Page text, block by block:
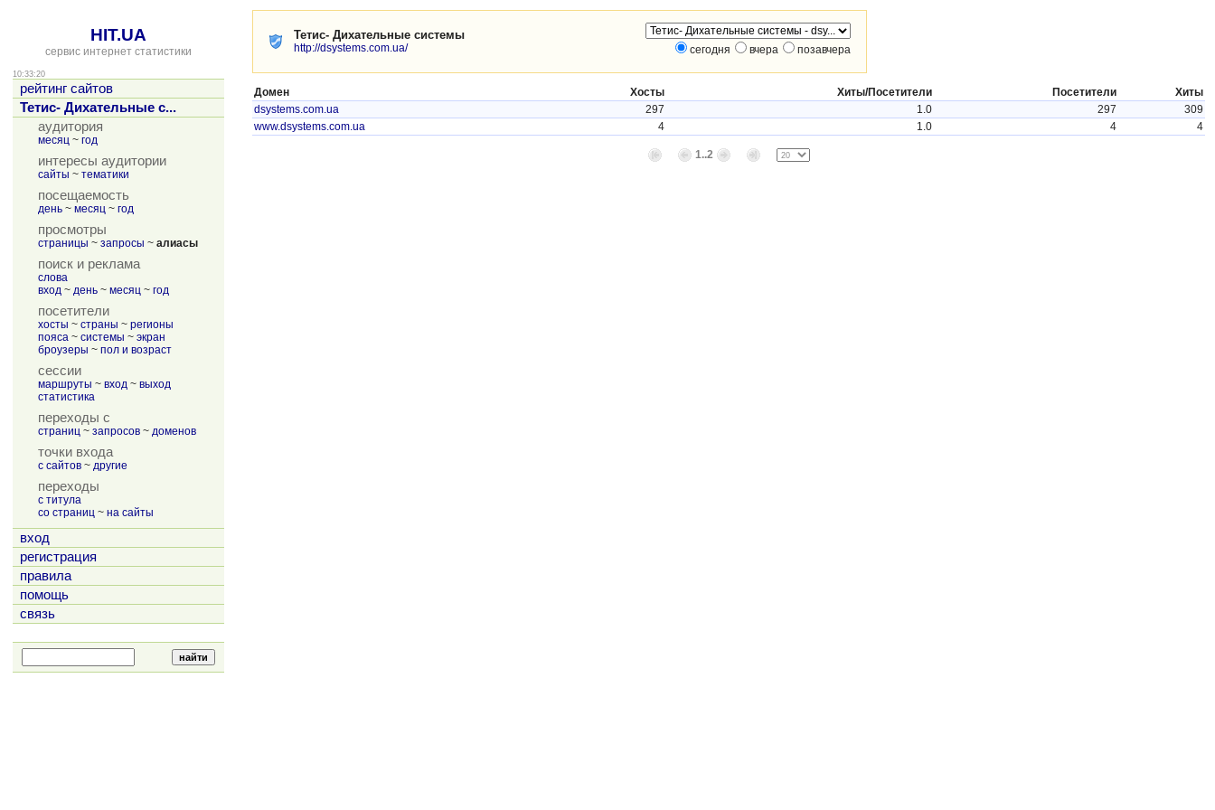
HIT.UA
сервис интернет статистики
10:33:20
рейтинг сайтов
Тетис- Дихательные с...
аудитория
месяц ~ год
интересы аудитории
сайты ~ тематики
посещаемость
день ~ месяц ~ год
просмотры
страницы ~ запросы ~ алиасы
поиск и реклама
слова
вход ~ день ~ месяц ~ год
посетители
хосты ~ страны ~ регионы
пояса ~ системы ~ экран
броузеры ~ пол и возраст
сессии
маршруты ~ вход ~ выход
статистика
переходы с
страниц ~ запросов ~ доменов
точки входа
с сайтов ~ другие
переходы
с титула
со страниц ~ на сайты
вход
регистрация
правила
помощь
связь
Тетис- Дихательные системы
http://dsystems.com.ua/ сегодня вчера позавчера
Домен Хосты Хиты/Посетители Посетители
Хиты
dsystems.com.ua
297 1.0 297
309
www.dsystems.com.ua
4 1.0 4 4
1..2